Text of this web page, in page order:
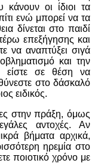
οι ίδιοι τα
ενώ μπορεί να τα
δίνεται στο παιδί
επεξήγησης και
να αναπτύξει σιγά
και την
είστε σε θέση να
στο δάσκαλό
ειδικός.
στην πράξη, όμως
αντοχές. Αν
βήματα αρχικά,
ηρεμία στο
ποιοτικό χρόνο με